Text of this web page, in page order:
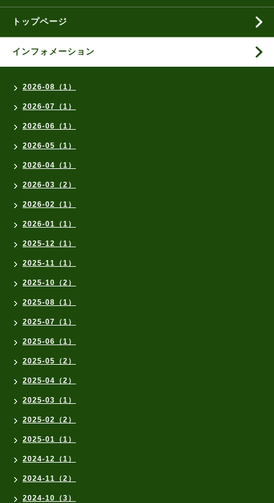
トップページ
インフォメーション
2026-08（1）
2026-07（1）
2026-06（1）
2026-05（1）
2026-04（1）
2026-03（2）
2026-02（1）
2026-01（1）
2025-12（1）
2025-11（1）
2025-10（2）
2025-08（1）
2025-07（1）
2025-06（1）
2025-05（2）
2025-04（2）
2025-03（1）
2025-02（2）
2025-01（1）
2024-12（1）
2024-11（2）
2024-10（3）